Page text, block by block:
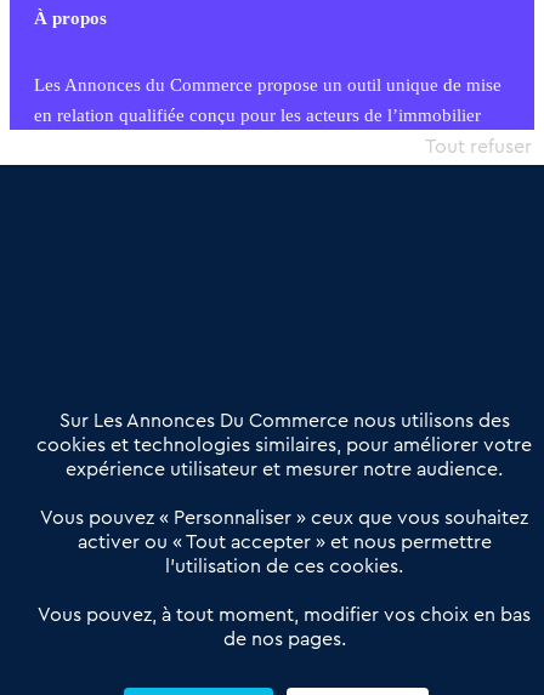
À propos
Les Annonces du Commerce propose un outil unique de mise
en relation qualifiée conçu pour les acteurs de l’immobilier
commercial et les collectivités territoriales, simple et intégrant
Offres Pro
Actualités
Qui sommes nous ?
Derniers articles
Réseau 3C : un partenaire national dédié aux transactions
Petitscommerces : Un partenariat au service du commerce de
proximité et des territoires
Sur Les Annonces Du Commerce nous utilisons des
cookies et technologies similaires, pour améliorer votre
expérience utilisateur et mesurer notre audience.
Vous pouvez « Personnaliser » ceux que vous souhaitez
activer ou « Tout accepter » et nous permettre
l’utilisation de ces cookies.
Vous pouvez, à tout moment, modifier vos choix en bas
de nos pages.
Tout refuser